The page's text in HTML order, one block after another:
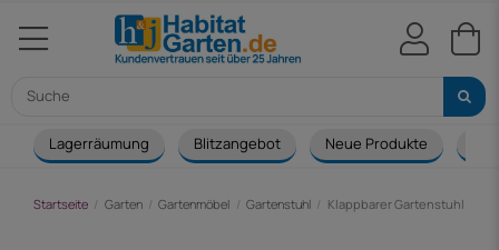
Lagerräumung Blitzangebot Neue Produkte
Startseite Garten Gartenmöbel Gartenstuhl Klappbarer Gartenstuhl aus